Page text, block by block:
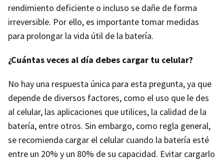
rendimiento deficiente o incluso se dañe de forma
irreversible. Por ello, es importante tomar medidas
para prolongar la vida útil de la batería.
¿Cuántas veces al día debes cargar tu celular?
No hay una respuesta única para esta pregunta, ya que
depende de diversos factores, como el uso que le des
al celular, las aplicaciones que utilices, la calidad de la
batería, entre otros. Sin embargo, como regla general,
se recomienda cargar el celular cuando la batería esté
entre un 20% y un 80% de su capacidad. Evitar cargarlo